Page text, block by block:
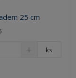
25 cm
ks